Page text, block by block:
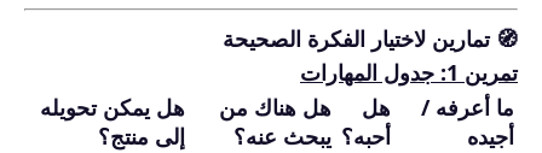
🧭 تمارين لاختيار الفكرة الصحيحة
تمرين 1: جدول المهارات
ما أعرفه /
أجيده
هل
أحبه؟
هل هناك من
يبحث عنه؟
هل يمكن تحويله
إلى منتج؟